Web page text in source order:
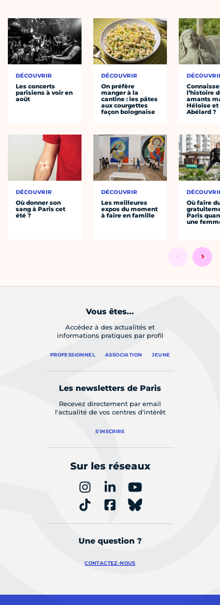
DÉCOUVRIR
Les concerts
parisiens à voir en
août
DÉCOUVRIR
Où donner son
sang à Paris cet
été ?
DÉCOUVRIR
On préfère
manger à la
cantine : les pâtes
aux courgettes
façon bolognaise
DÉCOUVRIR
Les meilleures
expos du moment
à faire en famille
l’histoire
amants
Héloïse et
Abélard ?
Où faire
Paris
une
Vous êtes...
Accédez à des actualités et
informations pratiques par profil
PROFESSIONNEL ASSOCIATION JEUNE
Les newsletters de Paris
Recevez directement par email
l'actualité de vos centres d'intérêt
S'INSCRIRE
Sur les réseaux
Une question ?
CONTACTEZ-NOUS